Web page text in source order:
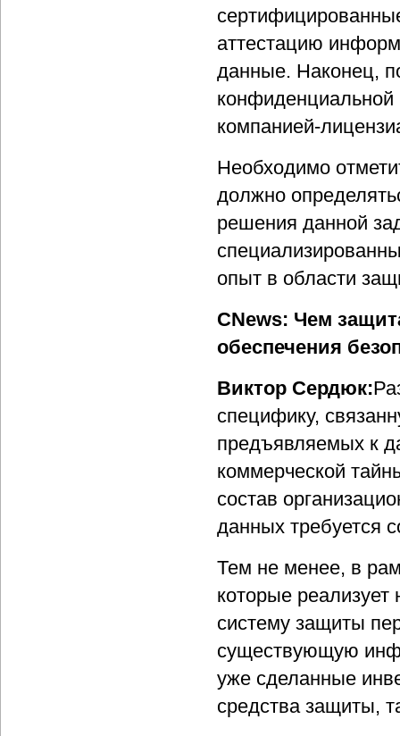
аттестацию
данные. Наконец,
конфиденциальной
компанией-
Необходимо
должно
решения данной
опыт в области
CNews: Чем
обеспечения
Виктор Сердюк:
специфику,
предъявляемых к
коммерческой
состав
данных требуется
Тем не менее, в
которые
систему защиты
существующую
уже сделанные
средства защиты,